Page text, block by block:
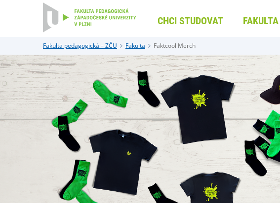
CHCI STUDOVAT FAKULTA
Fakulta pedagogická – ZČU Fakulta Faktcool Merch